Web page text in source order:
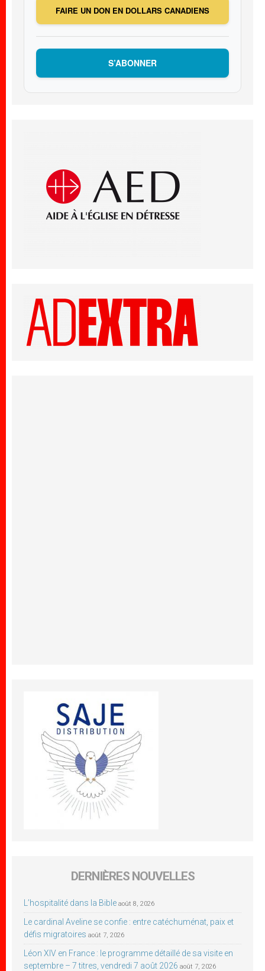
FAIRE UN DON EN DOLLARS CANADIENS
S’ABONNER
DERNIÈRES NOUVELLES
L’hospitalité dans la Bible août 8, 2026
Le cardinal Aveline se confie : entre catéchuménat, paix et
défis migratoires août 7, 2026
Léon XIV en France : le programme détaillé de sa visite en
septembre – 7 titres, vendredi 7 août 2026 août 7, 2026